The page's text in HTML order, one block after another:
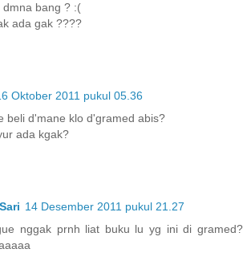
dmna bang ? :(
ada gak ????
Oktober 2011 pukul 05.36
beli d'mane klo d'gramed abis?
ada kgak?
14 Desember 2011 pukul 21.27
nggak prnh liat buku lu yg ini di gramed?